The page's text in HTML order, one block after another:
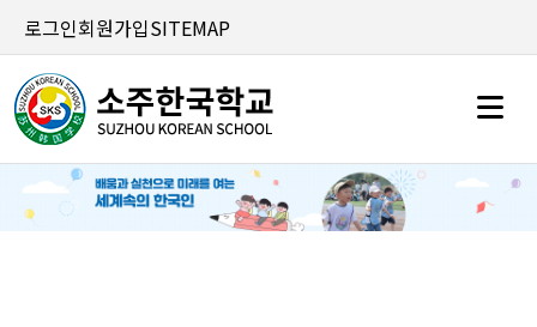
로그인회원가입SITEMAP